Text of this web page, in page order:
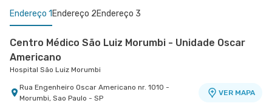
Endereço 1 Endereço 2Endereço 3
Centro Médico São Luiz Morumbi - Unidade Oscar
Americano
Hospital São Luiz Morumbi
Rua Engenheiro Oscar Americano nr. 1010 -
Morumbi, Sao Paulo - SP
VER MAPA